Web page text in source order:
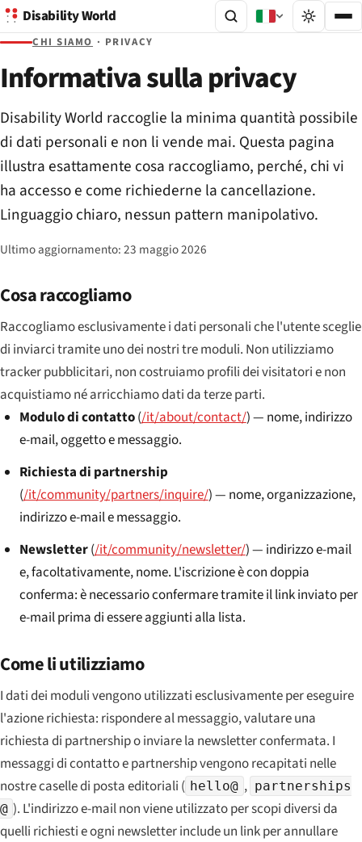
Disability World
CHI SIAMO · PRIVACY
Informativa sulla privacy
Disability World raccoglie la minima quantità possibile
di dati personali e non li vende mai. Questa pagina
illustra esattamente cosa raccogliamo, perché, chi vi
ha accesso e come richiederne la cancellazione.
Linguaggio chiaro, nessun pattern manipolativo.
Ultimo aggiornamento:23 maggio 2026
Cosa raccogliamo
Raccogliamo esclusivamente i dati personali che l'utente sceglie
di inviarci tramite uno dei nostri tre moduli. Non utilizziamo
tracker pubblicitari, non costruiamo profili dei visitatori e non
acquistiamo né arricchiamo dati da terze parti.
Modulo di contatto(/it/about/contact/) — nome, indirizzo
e-mail, oggetto e messaggio.
Richiesta di partnership
(/it/community/partners/inquire/) — nome, organizzazione,
indirizzo e-mail e messaggio.
Newsletter(/it/community/newsletter/) — indirizzo e-mail
e, facoltativamente, nome. L'iscrizione è con doppia
conferma: è necessario confermare tramite il link inviato per
e-mail prima di essere aggiunti alla lista.
Come li utilizziamo
I dati dei moduli vengono utilizzati esclusivamente per eseguire
l'azione richiesta: rispondere al messaggio, valutare una
richiesta di partnership o inviare la newsletter confermata. I
messaggi di contatto e partnership vengono recapitati nelle
nostre caselle di posta editoriali ( hello@ , partnerships
@ ). L'indirizzo e-mail non viene utilizzato per scopi diversi da
quelli richiesti e ogni newsletter include un link per annullare